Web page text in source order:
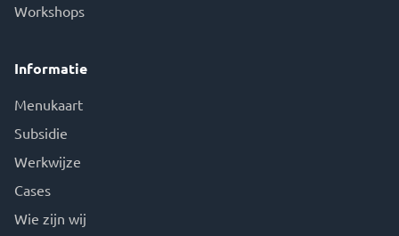
Workshops
Informatie
Menukaart
Subsidie
Werkwijze
Cases
Wie zijn wij